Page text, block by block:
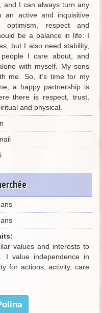
and I can always turn any
active and inquisitive
optimism, respect and
be a balance in life: I
but I also need stability,
I care about, and
with myself. My sons
me. So, it’s time for my
a happy partnership is
there is respect, trust,
and physical.
values and interests to
I value independence in
for actions, activity, care